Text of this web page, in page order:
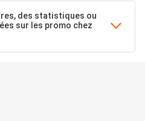
des statistiques ou
sur les promo chez